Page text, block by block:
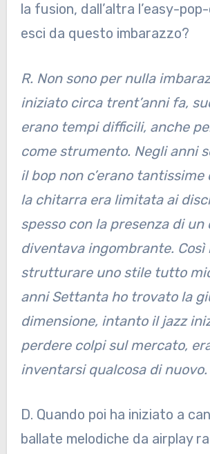
la fusion, dall’altra l’easy-
esci da questo imbarazzo?
R. Non sono per nulla
iniziato circa trent’anni fa,
erano tempi difficili, anche
come strumento. Negli anni
il bop non c’erano
la chitarra era limitata ai
spesso con la presenza di un
diventava ingombrante. Così
strutturare uno stile tutto
anni Settanta ho trovato la
dimensione, intanto il jazz
perdere colpi sul mercato,
inventarsi qualcosa di nuovo.
D. Quando poi ha iniziato a
ballate melodiche da airplay